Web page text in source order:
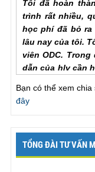
trình rất nhiều,
học phí đã bỏ
lâu nay của tôi.
viên ODC.
dẫn của hlv cần
với nhau để
Trước khi đến
chưa đầy một
tôi nhận ra ... ,
tinh lần một va
chỉ khác biệt ở
Bạn có thể xem
đây
TỔNG ĐÀI TƯ VẤN